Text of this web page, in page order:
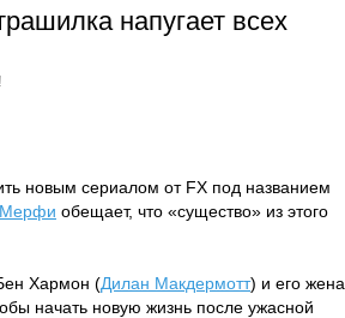
напугает всех
новым сериалом от FX под названием
Мерфи обещает, что «существо» из этого
Хармон (Дилан Макдермотт) и его жена
начать новую жизнь после ужасной